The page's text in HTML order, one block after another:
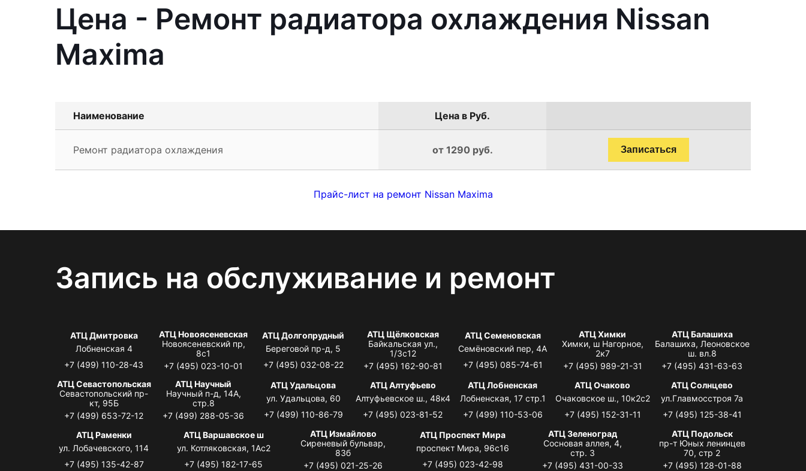
Цена - Ремонт радиатора охлаждения Nissan
Maxima
Наименование Цена в Руб.
Ремонт радиатора охлаждения от 1290 руб. Записаться
Прайс-лист на ремонт Nissan Maxima
Запись на обслуживание и ремонт
АТЦ Дмитровка
Лобненская 4
+7 (499) 110-28-43
АТЦ Новоясеневская
Новоясеневский пр,
8с1
+7 (495) 023-10-01
АТЦ Долгопрудный
Береговой пр-д, 5
+7 (495) 032-08-22
АТЦ Щёлковская
Байкальская ул.,
1/3с12
+7 (495) 162-90-81
АТЦ Семеновская
Семёновский пер, 4А
+7 (495) 085-74-61
АТЦ Химки
Химки, ш Нагорное,
2к7
+7 (495) 989-21-31
АТЦ Балашиха
Балашиха, Леоновское
ш. вл.8
+7 (495) 431-63-63
АТЦ Севастопольская
Севастопольский пр-
кт, 95Б
+7 (499) 653-72-12
АТЦ Научный
Научный п-д, 14А,
стр.8
+7 (499) 288-05-36
АТЦ Удальцова
ул. Удальцова, 60
+7 (499) 110-86-79
АТЦ Алтуфьево
Алтуфьевское ш., 48к4
+7 (495) 023-81-52
АТЦ Лобненская
Лобненская, 17 стр.1
+7 (499) 110-53-06
АТЦ Очаково
Очаковское ш., 10к2с2
+7 (495) 152-31-11
АТЦ Солнцево
ул.Главмосстроя 7а
+7 (495) 125-38-41
АТЦ Раменки
ул. Лобачевского, 114
+7 (495) 135-42-87
АТЦ Варшавское ш
ул. Котляковская, 1Ас2
+7 (495) 182-17-65
АТЦ Измайлово
Сиреневый бульвар,
83б
+7 (495) 021-25-26
АТЦ Проспект Мира
проспект Мира, 96с16
+7 (495) 023-42-98
АТЦ Зеленоград
Сосновая аллея, 4,
стр. 3
+7 (495) 431-00-33
АТЦ Подольск
пр-т Юных ленинцев
70, стр 2
+7 (495) 128-01-88